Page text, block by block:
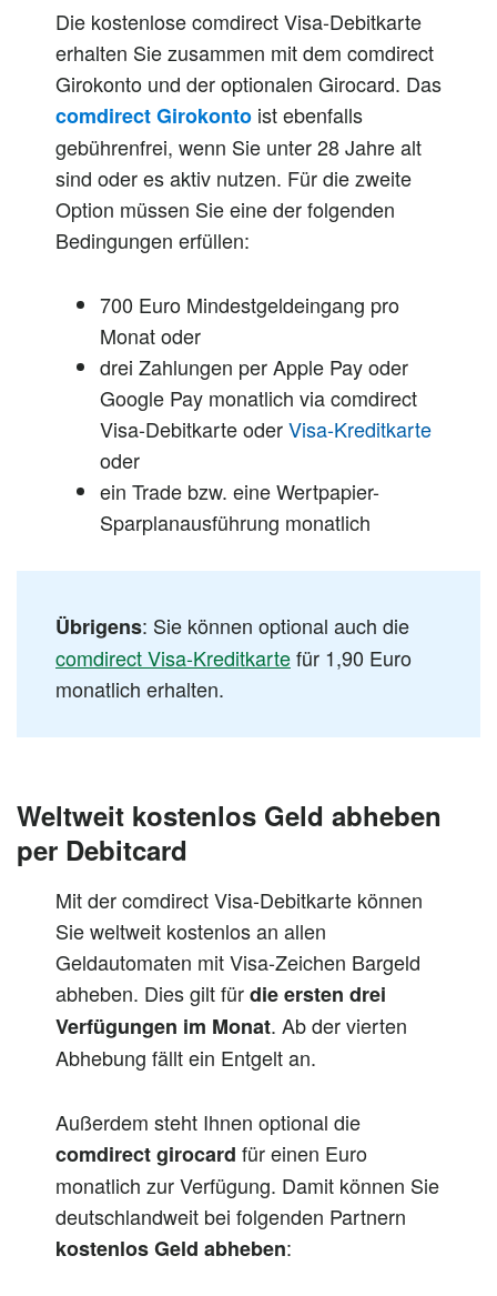
Die kostenlose comdirect Visa-Debitkarte
erhalten Sie zusammen mit dem comdirect
Girokonto und der optionalen Girocard. Das
comdirect Girokonto ist ebenfalls
gebührenfrei, wenn Sie unter 28 Jahre alt
sind oder es aktiv nutzen. Für die zweite
Option müssen Sie eine der folgenden
Bedingungen erfüllen:
700 Euro Mindestgeldeingang pro
Monat oder
drei Zahlungen per Apple Pay oder
Google Pay monatlich via comdirect
Visa-Debitkarte oderVisa-Kreditkarte
oder
ein Trade bzw. eine Wertpapier-
Sparplanausführung monatlich
Übrigens: Sie können optional auch die
comdirect Visa-Kreditkartefür 1,90 Euro
monatlich erhalten.
Weltweit kostenlos Geld abheben
per Debitcard
Mit der comdirect Visa-Debitkarte können
Sie weltweit kostenlos an allen
Geldautomaten mit Visa-Zeichen Bargeld
abheben. Dies gilt fürdie ersten drei
Verfügungen im Monat. Ab der vierten
Abhebung fällt ein Entgelt an.
Außerdem steht Ihnen optional die
comdirect girocard für einen Euro
monatlich zur Verfügung. Damit können Sie
deutschlandweit bei folgenden Partnern
kostenlos Geld abheben: